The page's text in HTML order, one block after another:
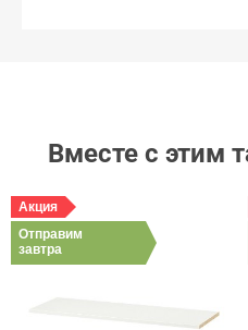
Вместе с этим
Акция
Отправим
завтра